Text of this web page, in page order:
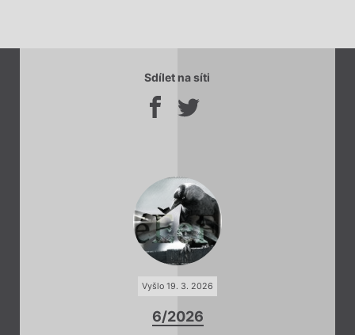
Sdílet na síti
Vyšlo 19. 3. 2026
6/2026